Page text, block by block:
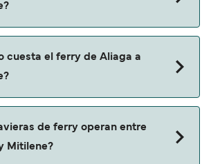
aproximadamente 1 hora 50
de la travesía puede variar
a otra, por lo que te
actualizada.
cuesta el ferry de Aliaga a
temporada. El precio promedio de
a Mitilene es de 108€. El precio
de ferry operan entre
Mitilene?